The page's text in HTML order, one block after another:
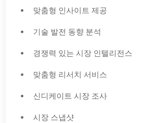
맞춤형 인사이트 제공
기술 발전 동향 분석
경쟁력 있는 시장 인텔리전스
맞춤형 리서치 서비스
신디케이트 시장 조사
시장 스냅샷